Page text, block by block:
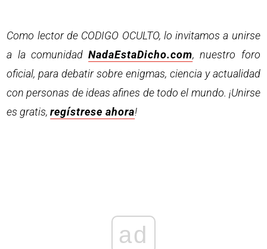
Como lector de CODIGO OCULTO, lo invitamos a unirse
a la comunidadNadaEstaDicho.com, nuestro foro
oficial, para debatir sobre enigmas, ciencia y actualidad
con personas de ideas afines de todo el mundo. ¡Unirse
es gratis,regístrese ahora!
ad